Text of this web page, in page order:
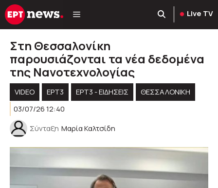
Μετάβαση
σε
Live TV
Στη Θεσσαλονίκη
παρουσιάζονται τα νέα δεδομένα
της Νανοτεχνολογίας
VIDEO ΕΡΤ3 ΕΡΤ3 - ΕΙΔΉΣΕΙΣ
ΘΕΣΣΑΛΟΝΙΚΗ
03/07/26 12:40
Σύνταξη Μαρία Καλτσίδη